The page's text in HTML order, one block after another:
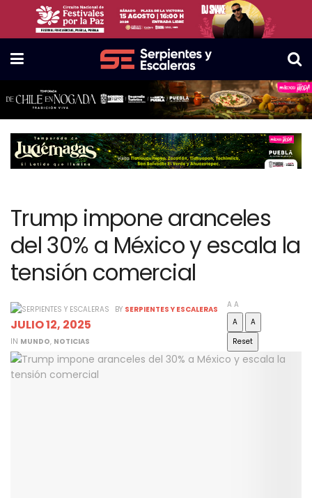
Trump impone aranceles
del 30% a México y escala la
tensión comercial
BY SERPIENTES Y ESCALERAS
JULIO 12, 2025
IN MUNDO, NOTICIAS
A A
A
A
Reset